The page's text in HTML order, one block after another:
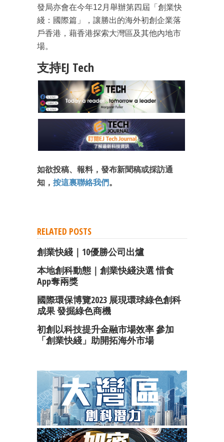
發局亦會在今年12月舉辦第四屆「創業快
綫：國際篇」，讓勝出的海外初創企業落
戶香港，藉香港探索大灣區及其他內地市
場。
支持EJ Tech
如欲投稿、報料，發布新聞稿或採訪通
知， 按這裏聯絡我們。
RELATED POSTS
創業快綫｜10優勝公司出爐
本地創科動態｜創業快綫決選 惜食
App奪兩獎
國際環保博覽2023 展現環球綠色創科
成果 發掘綠色商機
初創以科技提升金融市場效率 參加
「創業快綫」助開拓海外市場
成為 EJ Tech 會員
最新資訊（附創業懶人包）